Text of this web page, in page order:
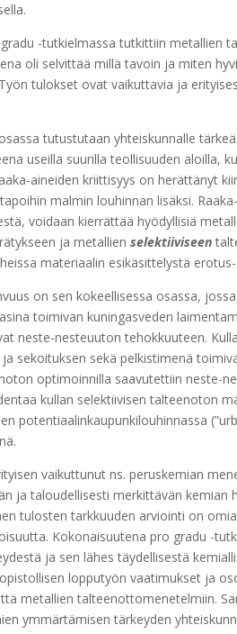
-tutkielmassa tutkittiin metallien
oli selvittää millä tavoin ja miten
tulokset ovat vaikuttavia ja
tutustutaan yhteiskunnalle
useilla suurilla teollisuuden aloilla,
aineiden kriittisyys on herättänyt
malmin louhinnan lisäksi.
voidaan kierrättää hyödyllisiä
ja metallienselektiiviseen
materiaalin esikäsittelystä
on sen kokeellisessa osassa,
toimivan kuningasveden
neste-nesteuuton tehokkuuteen.
sekoituksen sekä pelkistimenä
optimoinnilla saavutettiin neste-
kullan selektiivisen talteenoton
potentiaalinkaupunkilouhinnassa
vaikuttunut ns. peruskemian
ja taloudellisesti merkittävän
tulosten tarkkuuden arviointi on
Kokonaisuutena pro gradu -
ja sen lähes täydellisestä
lopputyön vaatimukset ja
metallien talteenottomenetelmiin.
ymmärtämisen tärkeyden